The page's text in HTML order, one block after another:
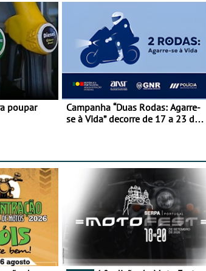
Campanha “Duas Rodas: Agarre-
se à Vida” decorre de 17 a 23 de